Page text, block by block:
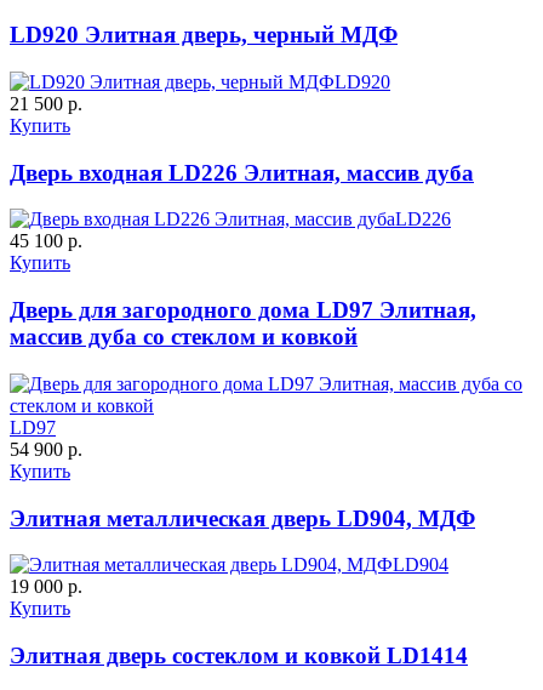
К-35 С
К-36 46 30 К-36 Н
К-36 С К-36 СС
C67 C68
C69
LD920 Элитная дверь, черный МДФ
LD920
21 500 р.
Купить
Дверь входная LD226 Элитная, массив дуба
LD226
45 100 р.
Купить
Дверь для загородного дома LD97 Элитная,
массив дуба со стеклом и ковкой
LD97
54 900 р.
Купить
Элитная металлическая дверь LD904, МДФ
LD904
19 000 р.
Купить
Элитная дверь состеклом и ковкой LD1414